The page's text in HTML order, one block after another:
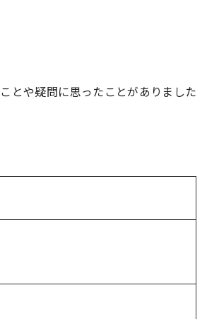
とや疑問に思ったことがありました